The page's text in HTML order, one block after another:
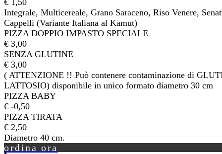
€ 1,50
Integrale, Multicereale, Grano Saraceno, Riso Venere,
Cappelli (Variante Italiana al Kamut)
PIZZA DOPPIO IMPASTO SPECIALE
€ 3,00
SENZA GLUTINE
€ 3,00
( ATTENZIONE !! Può contenere contaminazione di
LATTOSIO) disponibile in unico formato diametro 30 cm
PIZZA BABY
€ -0,50
PIZZA TIRATA
€ 2,50
Diametro 40 cm.
ordina ora